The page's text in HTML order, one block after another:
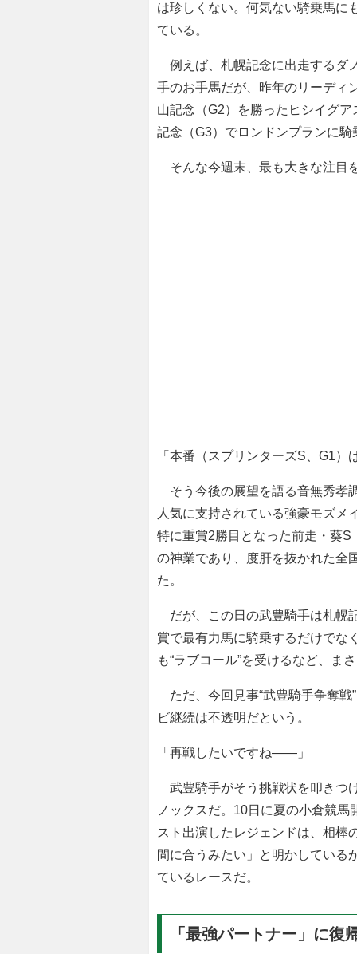
は珍しくない。何気ない騎乗馬に
ている。
例えば、札幌記念に出走するダ
手のお手馬だが、昨年のリーディ
山記念（G2）を勝ったヒシイグ
記念（G3）でロンドンプランに騎
そんな今週末、最も大きな注目
「本番（スプリンターズS、G1）
そう今後の展望を語る音無秀孝
人気に支持されている強豪モズメ
特に重賞2勝目となった前走・葵
の神業であり、度肝を抜かれた全
た。
だが、この日の武豊騎手は札幌
賞で最有力馬に騎乗するだけでな
も“ラブコール”を受けるなど、ま
ただ、今回見事“武豊騎手争奪戦
ビ継続は不透明だという。
「再戦したいですね――」
武豊騎手がそう挑戦状を叩きつ
ノックスだ。10日に夏の小倉競
スト出演したレジェンドは、相棒
間に合うみたい」と明かしている
ているレースだ。
「最強パートナー」に復